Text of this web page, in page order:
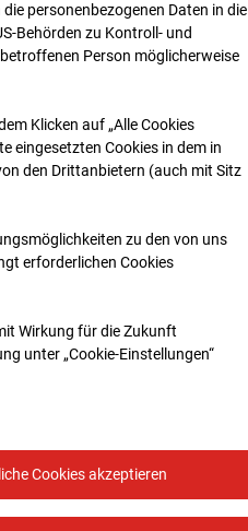
personenbezogenen Daten in die
Behörden zu Kontroll- und
Person möglicherweise
Klicken auf „Alle Cookies
eingesetzten Cookies in dem in
den Drittanbietern (auch mit Sitz
zu den von uns
erforderlichen Cookies
Wirkung für die Zukunft
unter „Cookie-Einstellungen“
Cookies akzeptieren